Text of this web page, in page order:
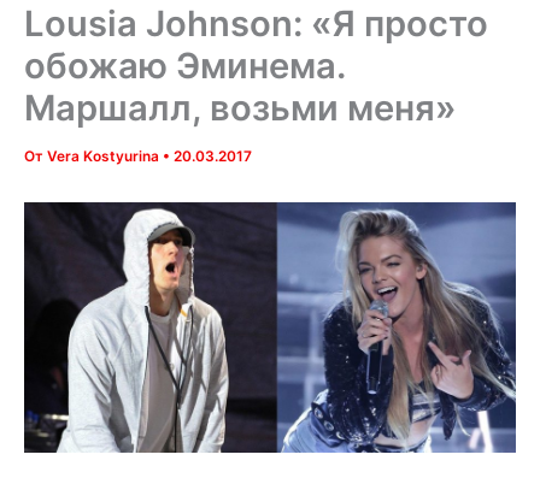
Lousia Johnson: «Я просто
обожаю Эминема.
Маршалл, возьми меня»
От Vera Kostyurina • 20.03.2017